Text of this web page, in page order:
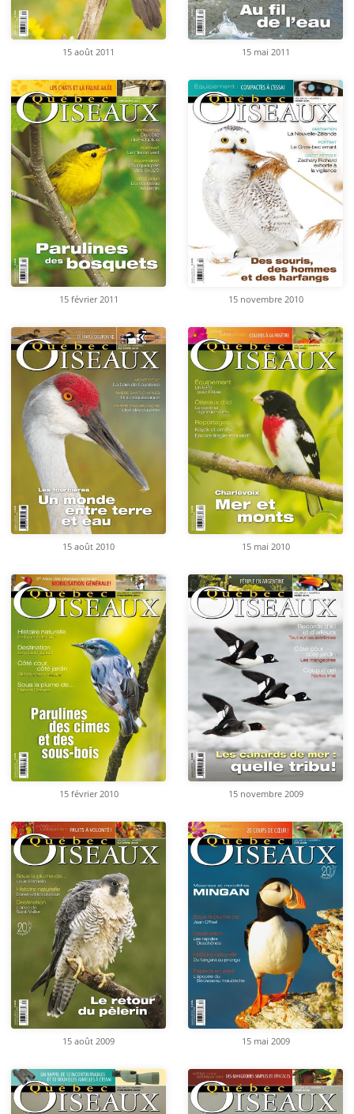
15 août 2011 15 mai 2011
15 février 2011 15 novembre 2010
15 août 2010 15 mai 2010
15 février 2010 15 novembre 2009
15 août 2009 15 mai 2009